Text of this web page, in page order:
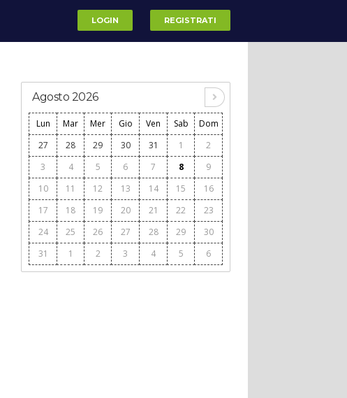
LOGIN REGISTRATI
Agosto 2026
Lun Mar Mer Gio Ven Sab
Dom
27
28 29 30 31 1
2
3
4 5 6 7 8
9
10
11 12 13 14 15
16
17
18 19 20 21 22
23
24
25 26 27 28 29
30
31
1 2 3 4 5 6